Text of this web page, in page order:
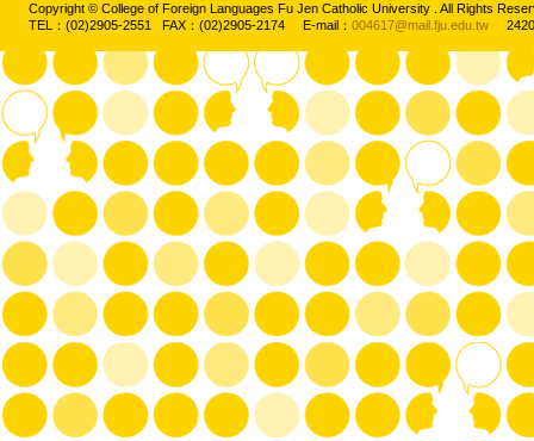
Copyright © College of Foreign Languages Fu Jen Catholic University . All Rights
TEL：(02)2905-2551 FAX：(02)2905-2174 E-mail： 004617@mail.fju.edu.tw